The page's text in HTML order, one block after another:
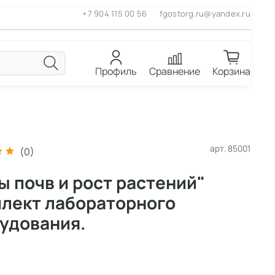
+7 904 115 00 56 fgostorg.ru@yandex.ru
Профиль Сравнение Корзина
(0) арт. 85001
почв и рост растений"
лабораторного